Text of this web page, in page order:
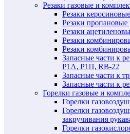
Резаки газовые и
Резаки керосиновые
Резаки
Резаки
Резаки
Резаки
Запасные части к
Р1А, Р1П, RB-22
Запасные части к
Запасные части к
Горелки газовые и
Горелки
Горелки
закручивания
Горелки